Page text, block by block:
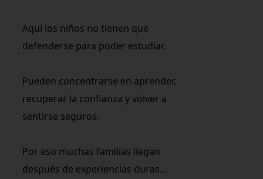
Aquí los niños no tienen que
defenderse para poder estudiar.
Pueden concentrarse en aprender,
recuperar la confianza y volver a
sentirse seguros.
Por eso muchas familias llegan
después de experiencias duras…